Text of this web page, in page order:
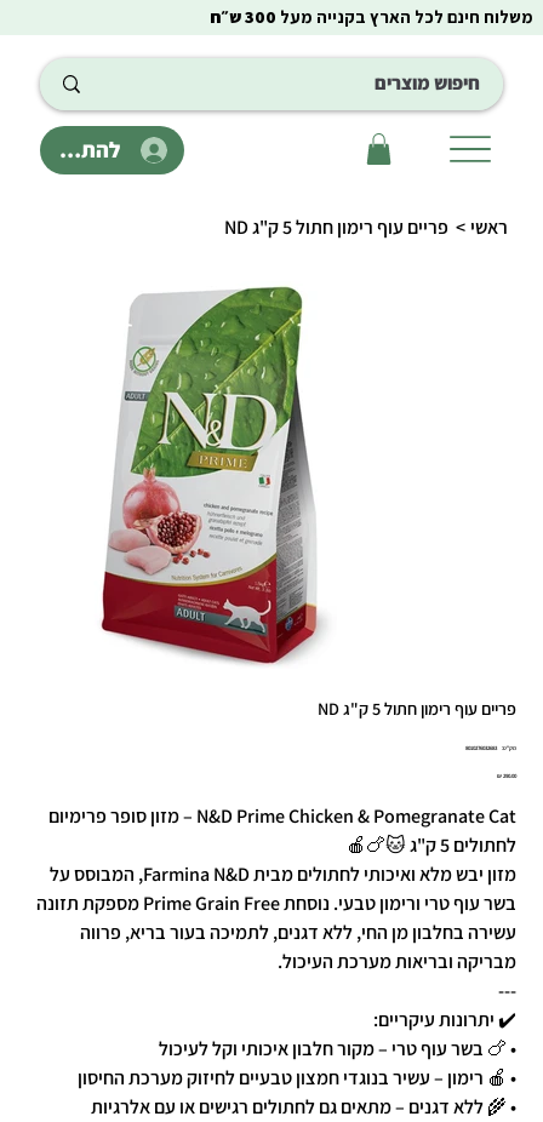
להתחבר
משלוח חינם לכל הארץ בקנייה מעל 300 ש״ח
ראשי > פריים עוף רימון חתול 5 ק"ג ND
פריים עוף רימון חתול 5 ק"ג ND
מק"ט:
מק"ט
8010276032683
מחיר‏290.00 ‏₪
N&D Prime Chicken & Pomegranate Cat – מזון סופר פרימיום
לחתולים 5 ק"ג 🐱🍗🍎
מזון יבש מלא ואיכותי לחתולים מבית Farmina N&D, המבוסס על
בשר עוף טרי ורימון טבעי. נוסחת Prime Grain Free מספקת תזונה
עשירה בחלבון מן החי, ללא דגנים, לתמיכה בעור בריא, פרווה
מבריקה ובריאות מערכת העיכול.
---
✔️ יתרונות עיקריים:
• 🍗 בשר עוף טרי – מקור חלבון איכותי וקל לעיכול
• 🍎 רימון – עשיר בנוגדי חמצון טבעיים לחיזוק מערכת החיסון
• 🌾 ללא דגנים – מתאים גם לחתולים רגישים או עם אלרגיות